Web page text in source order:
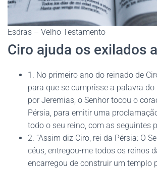
Esdras – Velho Testamento
Ciro ajuda os exilados
1. No primeiro ano do reinado de
para que se cumprisse a palavra do
por Jeremias, o Senhor tocou o
Pérsia, para emitir uma
todo o seu reino, com as seguintes
2. “Assim diz Ciro, rei da Pérsia: O
céus, entregou-me todos os reinos
encarregou de construir um templo